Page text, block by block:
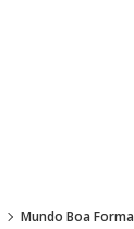
Mundo Boa Forma